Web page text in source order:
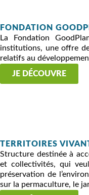
FONDATION
La Fondation
institutions, une offre
relatifs au
JE DÉCOUVRE
TERRITOIRES
Structure destinée à
et collectivités, qui
préservation de
sur la permaculture, le